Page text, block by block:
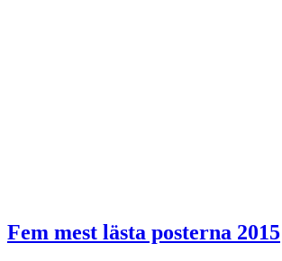
Fem mest lästa posterna 2015